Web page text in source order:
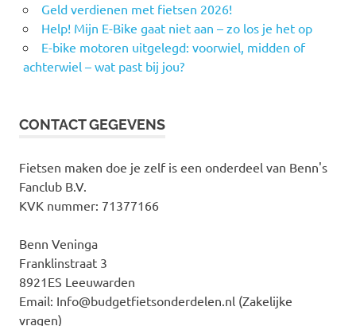
Geld verdienen met fietsen 2026!
Help! Mijn E-Bike gaat niet aan – zo los je het op
E-bike motoren uitgelegd: voorwiel, midden of
achterwiel – wat past bij jou?
CONTACT GEGEVENS
Fietsen maken doe je zelf is een onderdeel van Benn's
Fanclub B.V.
KVK nummer: 71377166
Benn Veninga
Franklinstraat 3
8921ES Leeuwarden
Email: Info@budgetfietsonderdelen.nl (Zakelijke
vragen)